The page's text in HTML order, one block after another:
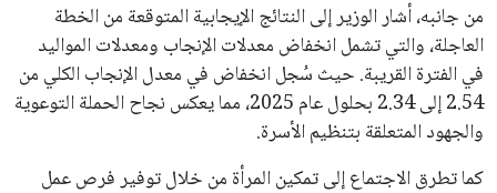
من جانبه، أشار الوزير إلى النتائج الإيجابية المتوقعة من الخطة
العاجلة، والتي تشمل انخفاض معدلات الإنجاب ومعدلات المواليد
في الفترة القريبة. حيث سُجل انخفاض في معدل الإنجاب الكلي من
2.54 إلى 2.34 بحلول عام 2025، مما يعكس نجاح الحملة التوعوية
والجهود المتعلقة بتنظيم الأسرة.
كما تطرق الاجتماع إلى تمكين المرأة من خلال توفير فرص عمل